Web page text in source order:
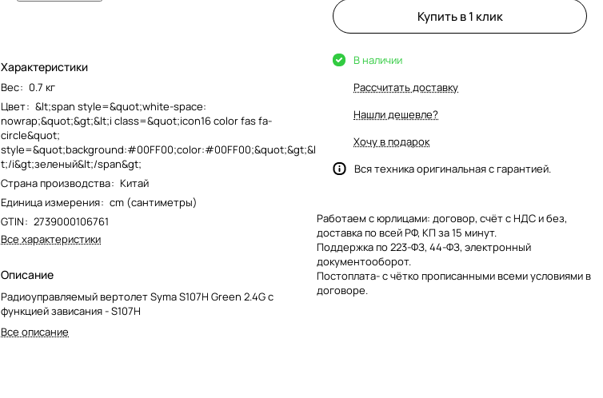
Характеристики
Вес: 0.7 кг
Цвет: &lt;span style=&quot;white-space:
nowrap;&quot;&gt;&lt;i class=&quot;icon16 color fas fa-
circle&quot;
style=&quot;background:#00FF00;color:#00FF00;&quot;&gt;&l
t;/i&gt;зеленый&lt;/span&gt;
Страна производства: Китай
Единица измерения: cm (сантиметры)
GTIN: 2739000106761
Все характеристики
Описание
Радиоуправляемый вертолет Syma S107H Green 2.4G с
функцией зависания - S107H
Все описание
Купить в 1 клик
В наличии
Рассчитать доставку
Нашли дешевле?
Хочу в подарок
Вся техника оригинальная с гарантией.
Работаем с юрлицами: договор, счёт с НДС и без,
доставка по всей РФ, КП за 15 минут.
Поддержка по 223-ФЗ, 44-ФЗ, электронный
документооборот.
Постоплата- с чётко прописанными всеми условиями в
договоре.